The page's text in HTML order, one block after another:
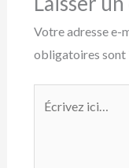
Votre adresse e-
obligatoires sont